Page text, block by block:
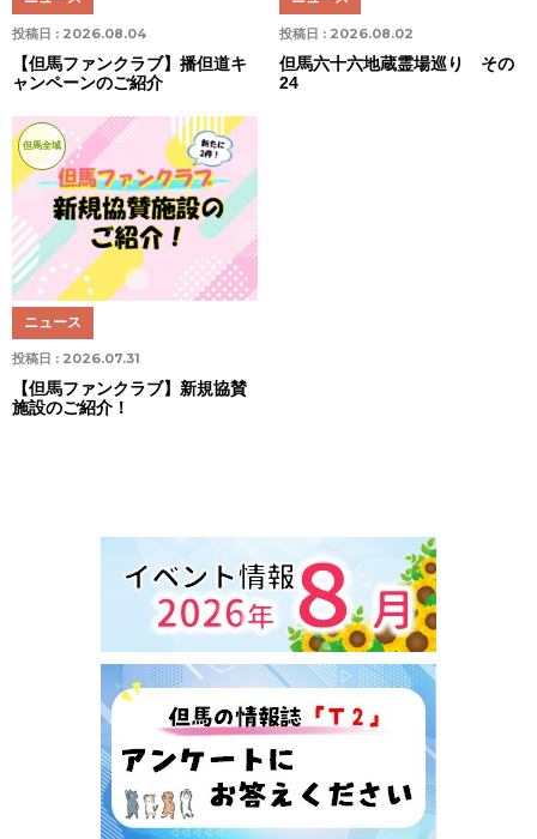
投稿日 : 2026.08.04
【但馬ファンクラブ】播但道キ
ャンペーンのご紹介
投稿日 : 2026.08.02
但馬六十六地蔵霊場巡り その
24
但馬全域
投稿日 : 2026.07.31
ニュース
【但馬ファンクラブ】新規協賛
施設のご紹介！